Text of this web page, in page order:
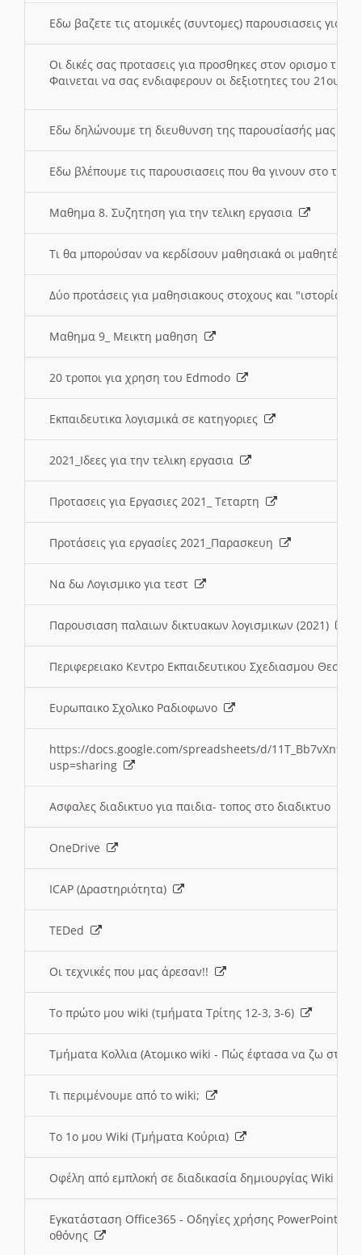
Εδω βαζετε τις ατομικές (συντομες) παρουσιασεις για
Οι δικές σας προτασεις για προσθηκες στον ορισμο
Φαινεται να σας ενδιαφερουν οι δεξιοτητες του 21ου
Εδω δηλώνουμε τη διευθυνση της παρουσίασής μας
Εδω βλέπουμε τις παρουσιασεις που θα γινουν στο
Μαθημα 8. Συζητηση για την τελικη εργασια
Τι θα μπορούσαν να κερδίσουν μαθησιακά οι μαθητές/
Δύο προτάσεις για μαθησιακους στοχους και "ιστορία"
Μαθημα 9_ Μεικτη μαθηση
20 τροποι για χρηση του Edmodo
Εκπαιδευτικα λογισμικά σε κατηγοριες
2021_Ιδεες για την τελικη εργασια
Προτασεις για Εργασιες 2021_ Τεταρτη
Προτάσεις για εργασίες 2021_Παρασκευη
Να δω Λογισμικο για τεστ
Παρουσιαση παλαιων δικτυακων λογισμικων (2021)
Περιφερειακο Κεντρο Εκπαιδευτικου Σχεδιασμου
Ευρωπαικο Σχολικο Ραδιοφωνο
https://docs.google.com/spreadsheets/d/
usp=sharing
Ασφαλες διαδικτυο για παιδια- τοπος στο διαδικτυο
OneDrive
ICAP (Δραστηριότητα)
TEDed
Οι τεχνικές που μας άρεσαν!!
Το πρώτο μου wiki (τμήματα Τρίτης 12-3, 3-6)
Τμήματα Κολλια (Ατομικο wiki - Πώς έφτασα να ζω στην
Τι περιμένουμε από το wiki;
Το 1ο μου Wiki (Τμήματα Κούρια)
Οφέλη από εμπλοκή σε διαδικασία δημιουργίας Wiki
Εγκατάσταση Office365 - Οδηγίες χρήσης PowerPoint
οθόνης